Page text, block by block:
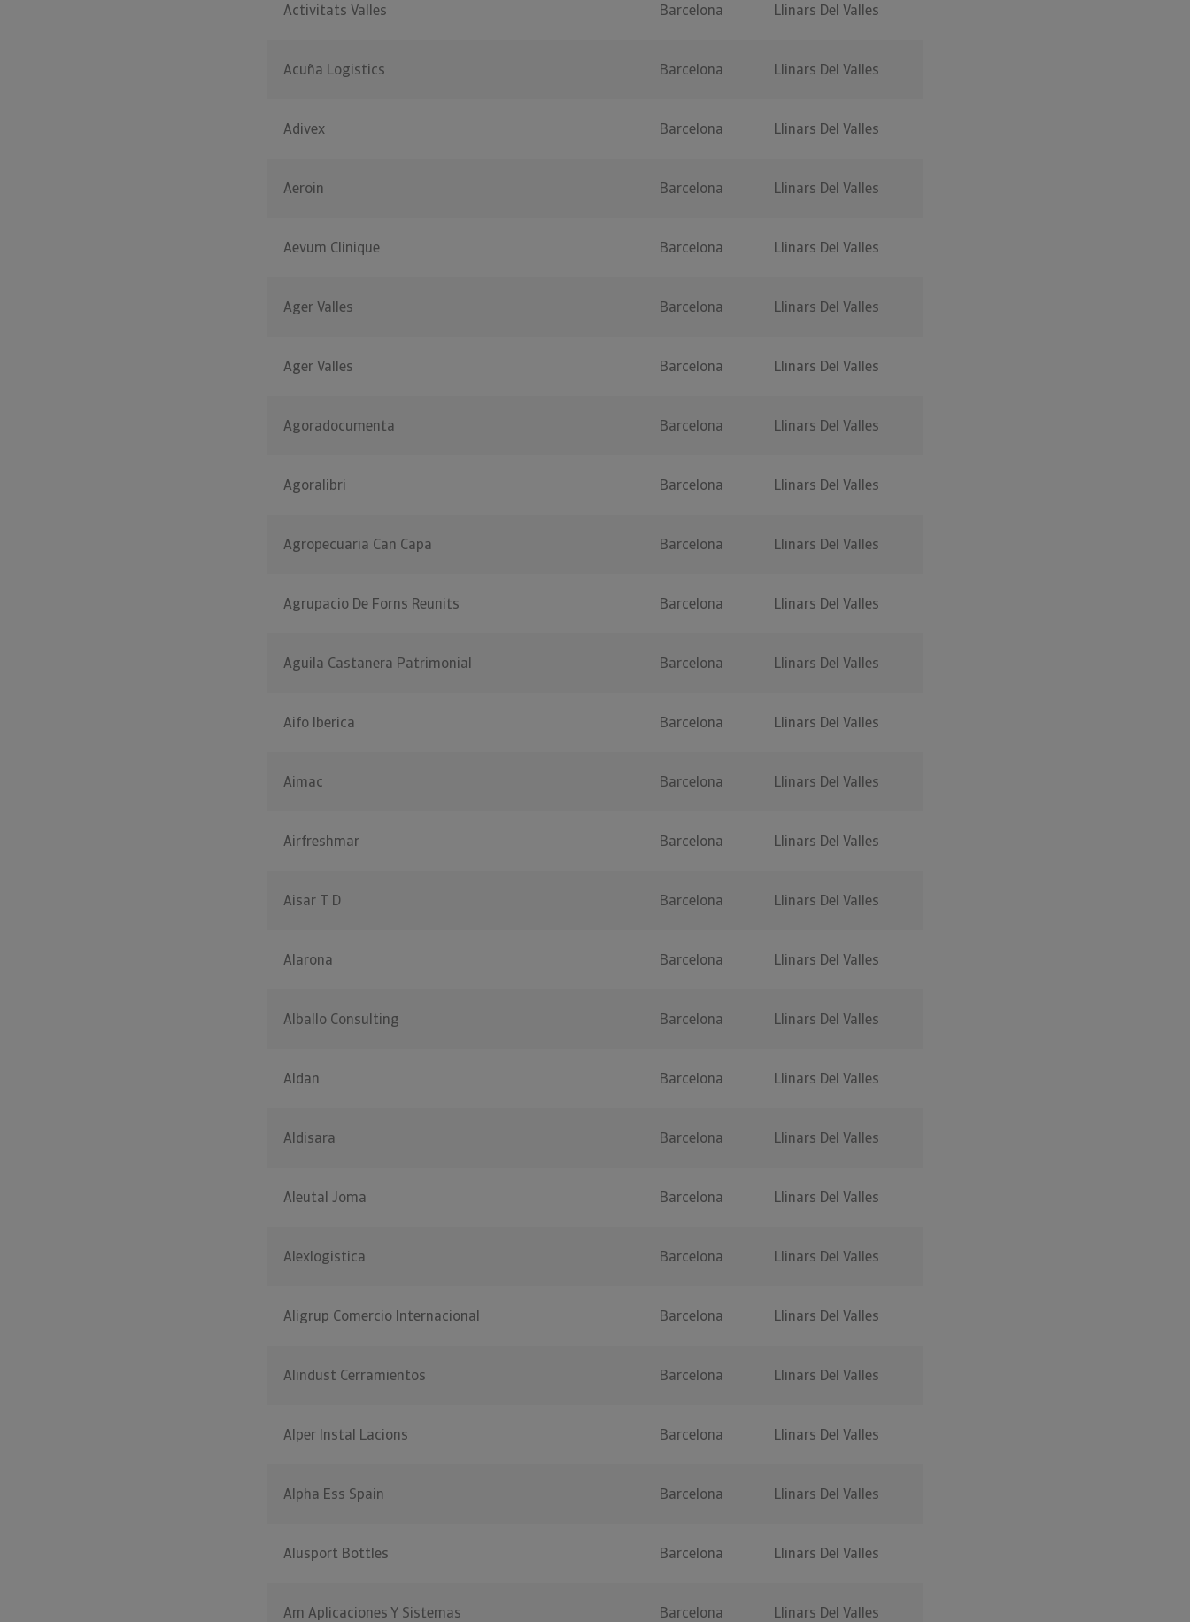
Activitats Valles Barcelona Llinars Del Valles
Acuña Logistics Barcelona Llinars Del Valles
Adivex Barcelona Llinars Del Valles
Aeroin Barcelona Llinars Del Valles
Aevum Clinique Barcelona Llinars Del Valles
Ager Valles Barcelona Llinars Del Valles
Ager Valles Barcelona Llinars Del Valles
Agoradocumenta Barcelona Llinars Del Valles
Agoralibri Barcelona Llinars Del Valles
Agropecuaria Can Capa Barcelona Llinars Del Valles
Agrupacio De Forns Reunits Barcelona Llinars Del Valles
Aguila Castanera Patrimonial Barcelona Llinars Del Valles
Aifo Iberica Barcelona Llinars Del Valles
Aimac Barcelona Llinars Del Valles
Airfreshmar Barcelona Llinars Del Valles
Aisar T D Barcelona Llinars Del Valles
Alarona Barcelona Llinars Del Valles
Alballo Consulting Barcelona Llinars Del Valles
Aldan Barcelona Llinars Del Valles
Aldisara Barcelona Llinars Del Valles
Aleutal Joma Barcelona Llinars Del Valles
Alexlogistica Barcelona Llinars Del Valles
Aligrup Comercio Internacional Barcelona Llinars Del Valles
Alindust Cerramientos Barcelona Llinars Del Valles
Alper Instal Lacions Barcelona Llinars Del Valles
Alpha Ess Spain Barcelona Llinars Del Valles
Alusport Bottles Barcelona Llinars Del Valles
Am Aplicaciones Y Sistemas Barcelona Llinars Del Valles